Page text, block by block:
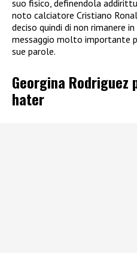
suo fisico, definendola
noto calciatore Cristiano
deciso quindi di non rimanere
messaggio molto importante
sue parole.
Georgina
hater